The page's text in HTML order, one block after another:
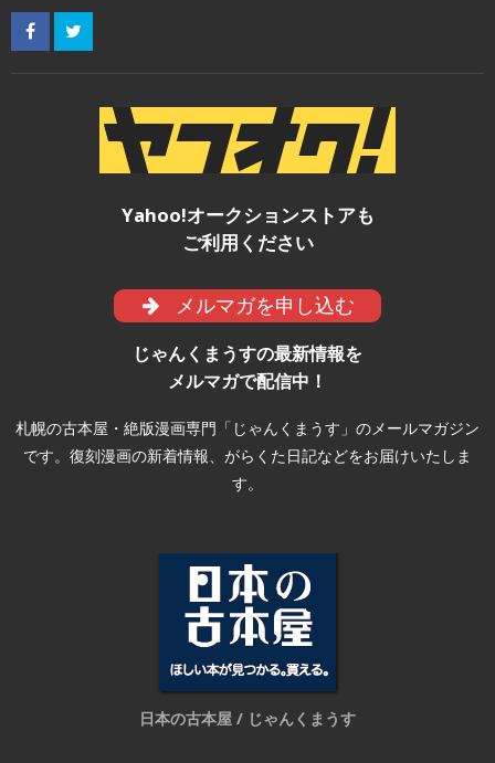
Yahoo!オークションストアも
ご利用ください
メルマガを申し込む
じゃんくまうすの最新情報を
メルマガで配信中！
札幌の古本屋・絶版漫画専門「じゃんくまうす」のメールマガジン
です。復刻漫画の新着情報、がらくた日記などをお届けいたしま
す。
日本の古本屋 / じゃんくまうす